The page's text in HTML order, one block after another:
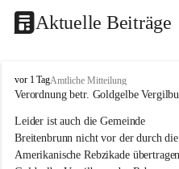
Aktuelle Beiträge
B
r
i
t
e
vor 1 TagAmtliche Mitteilung
Verordnung betr. Goldgelbe
Leider ist auch die Gemeinde
Breitenbrunn nicht vor der durch die
Amerikanische Rebzikade